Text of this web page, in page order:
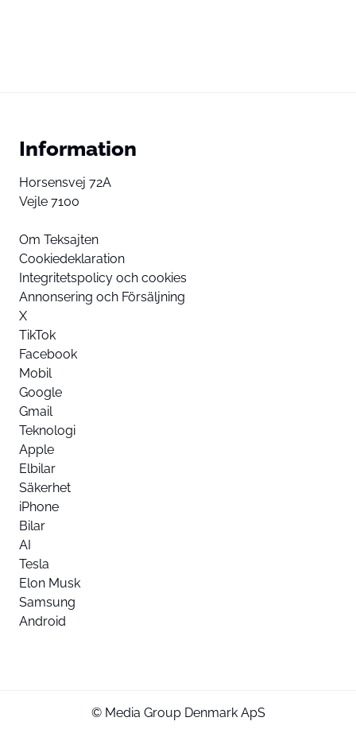
Information
Horsensvej 72A
Vejle 7100
Om Teksajten
Cookiedeklaration
Integritetspolicy och cookies
Annonsering och Försäljning
X
TikTok
Facebook
Mobil
Google
Gmail
Teknologi
Apple
Elbilar
Säkerhet
iPhone
Bilar
AI
Tesla
Elon Musk
Samsung
Android
© Media Group Denmark ApS